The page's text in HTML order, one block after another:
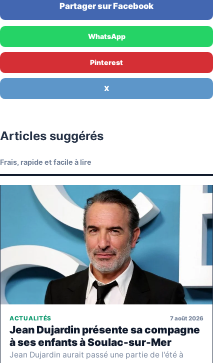
Partager sur Facebook
WhatsApp
Pinterest
X
Articles suggérés
Frais, rapide et facile à lire
ACTUALITÉS 7 août 2026
Jean Dujardin présente sa compagne
à ses enfants à Soulac-sur-Mer
Jean Dujardin aurait passé une partie de l'été à